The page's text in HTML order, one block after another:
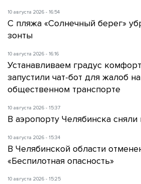
10 августа 2026 - 16:54
С пляжа «Солнечный берег»
зонты
10 августа 2026 - 16:16
Устанавливаем градус
запустили чат-бот для жалоб
общественном транспорте
10 августа 2026 - 15:37
В аэропорту Челябинска сняли
10 августа 2026 - 15:34
В Челябинской области
«Беспилотная опасность»
10 августа 2026 - 15:25